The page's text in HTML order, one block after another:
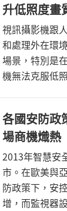
升低照度畫
視訊攝影機跟
和處理外在環
場景，特別是
機無法克服低
各國安防
場商機熾熱
2013年智慧安
市。在歐美與
防政策下，安
增，而監視器